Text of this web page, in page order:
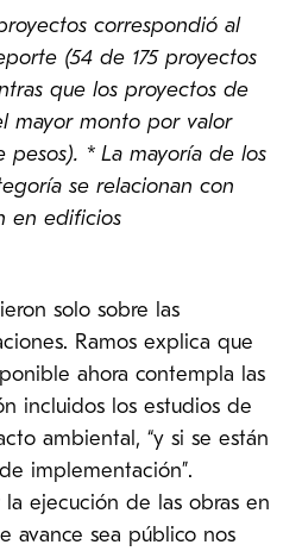
correspondió al
(54 de 175 proyectos
que los proyectos de
mayor monto por valor
pesos). * La mayoría de los
se relacionan con
en edificios
solo sobre las
Ramos explica que
ahora contempla las
incluidos los estudios de
ambiental, “y si se están
implementación”.
la ejecución de las obras en
avance sea público nos